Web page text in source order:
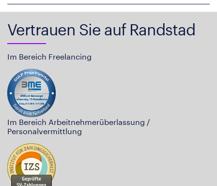
Vertrauen Sie auf Randstad
Im Bereich Freelancing
Im Bereich Arbeitnehmerüberlassung /
Personalvermittlung